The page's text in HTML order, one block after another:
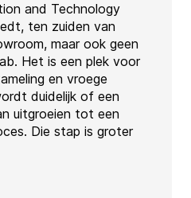
and Technology
ten zuiden van
maar ook geen
Het is een plek voor
en vroege
duidelijk of een
uitgroeien tot een
Die stap is groter